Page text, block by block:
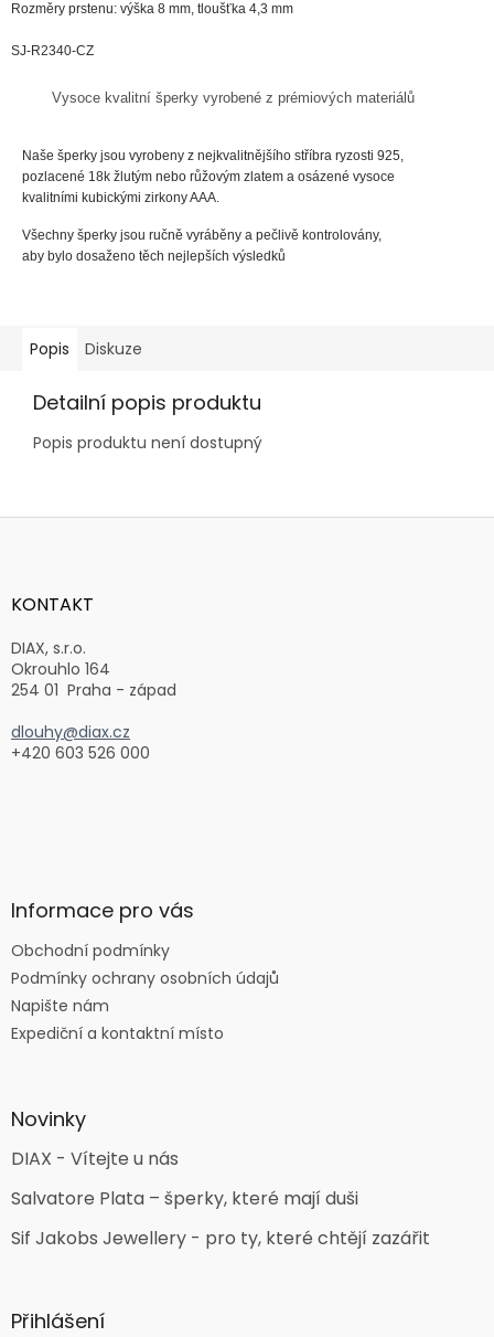
Rozměry prstenu: výška 8 mm, tloušťka 4,3 mm
SJ-R2340-CZ
Vysoce kvalitní šperky vyrobené z prémiových materiálů
Naše šperky jsou vyrobeny z nejkvalitnějšího stříbra ryzosti 925,
pozlacené 18k žlutým nebo růžovým zlatem a osázené vysoce
kvalitními kubickými zirkony AAA.
Všechny šperky jsou ručně vyráběny a pečlivě kontrolovány,
aby bylo dosaženo těch nejlepších výsledků
Popis Diskuze
Detailní popis produktu
Popis produktu není dostupný
Z
aKONTAKT
DIAX, s.r.o.
Okrouhlo 164
254 01 Praha - západ
dlouhy@diax.cz
+420 603 526 000
Informace pro vás
Obchodní podmínky
Podmínky ochrany osobních údajů
Napište nám
Expediční a kontaktní místo
Novinky
DIAX - Vítejte u nás
Salvatore Plata – šperky, které mají duši
Sif Jakobs Jewellery - pro ty, které chtějí zazářit
Přihlášení